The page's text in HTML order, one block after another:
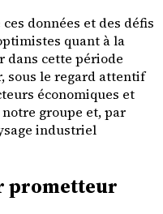
données et des défis
quant à la
dans cette période
sous le regard attentif
économiques et
groupe et, par
industriel
prometteur